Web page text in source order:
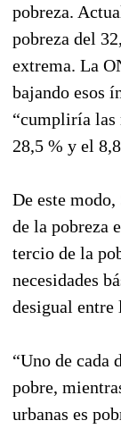
pobreza.
pobreza del
extrema. La
bajando esos
“cumpliría las
28,5 % y el
De este
de la pobreza
tercio de la
necesidades
desigual entre
“Uno de cada
pobre,
urbanas es